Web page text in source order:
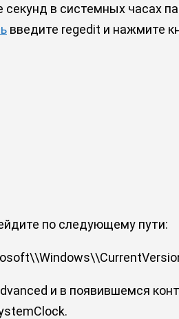
в системных часах
введите regedit и нажмите
по следующему пути:
и в появившемся